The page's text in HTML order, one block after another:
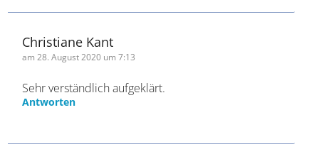
am 28. August 2020 um 7:13